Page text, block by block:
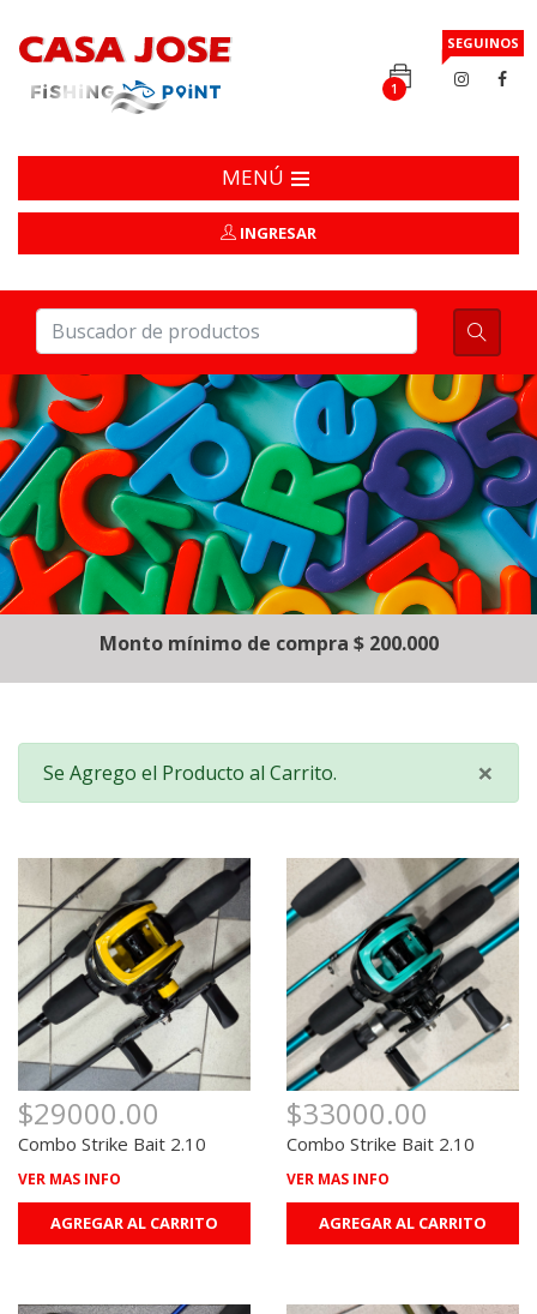
1
SEGUINOS
MENÚ
INGRESAR
Monto mínimo de compra $ 200.000
×
Se Agrego el Producto al Carrito.
$29000.00
Combo Strike Bait 2.10
VER MAS INFO
AGREGAR AL CARRITO
$33000.00
Combo Strike Bait 2.10
VER MAS INFO
AGREGAR AL CARRITO